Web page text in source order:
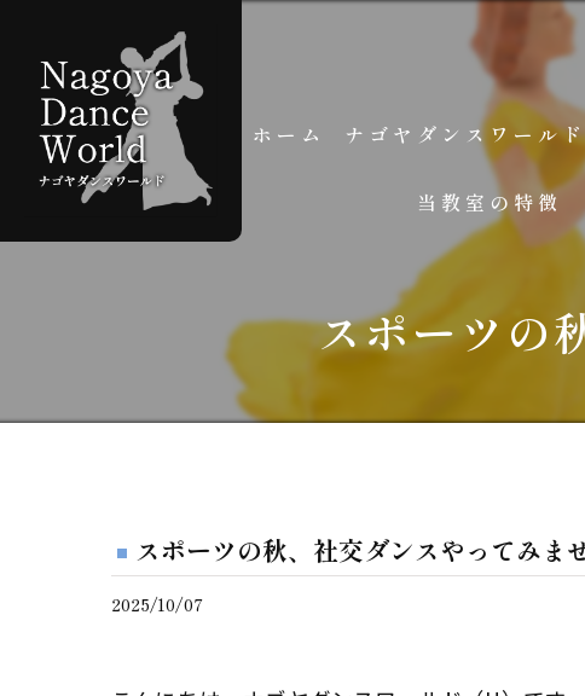
ホーム ナゴヤダンスワール
スタッフ紹介
よくある質問
当教室の特徴
グループレッスン
スポーツの
スポーツの秋、社交ダンスやってみま
2025/10/07